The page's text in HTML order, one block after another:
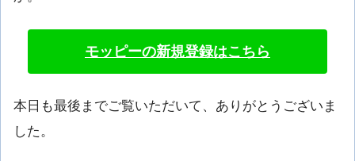
モッピーの新規登録はこちら
本日も最後までご覧いただいて、ありがとうございま
した。